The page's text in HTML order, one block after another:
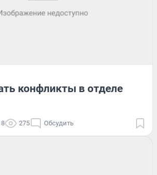
конфликты в отделе
275 Обсудить